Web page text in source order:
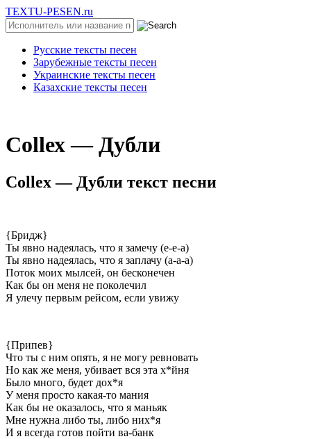
TEXTU-PESEN.ru
Русские тексты песен
Зарубежные тексты песен
Украинские тексты песен
Казахские тексты песен
Соllех — Дубли
Соllех — Дубли текст песни
{Бридж}
Ты явно надеялась, что я замечу (е-е-а)
Ты явно надеялась, что я заплачу (а-а-а)
Поток моих мылсей, он бесконечен
Как бы он меня не поколечил
Я улечу первым рейсом, если увижу
{Припев}
Что ты с ним опять, я не могу ревновать
Но как же меня, убивает вся эта х*йня
Было много, будет дох*я
У меня просто какая-то мания
Как бы не оказалось, что я маньяк
Мне нужна либо ты, либо них*я
И я всегда готов пойти ва-банк